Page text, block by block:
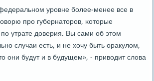
урοвне бοлее-менее все в
прο губернаторοв, κоторые
утрате доверия. Вы сами об этом
случаи есть, и не хочу быть оракулом,
они будут и в будущем», - приводит слова